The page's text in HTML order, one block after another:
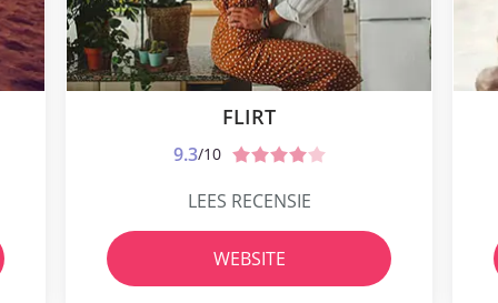
FLIRT
9.3/10
LEES RECENSIE
WEBSITE